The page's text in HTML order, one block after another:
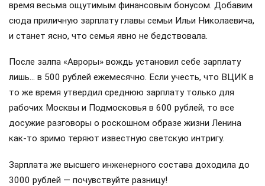
время весьма ощутимым финансовым бонусом. Добавим
сюда приличную зарплату главы семьи Ильи Николаевича,
и станет ясно, что семья явно не бедствовала.
После залпа «Авроры» вождь установил себе зарплату
лишь… в 500 рублей ежемесячно. Если учесть, что ВЦИК в
то же время утвердил среднюю зарплату только для
рабочих Москвы и Подмосковья в 600 рублей, то все
досужие разговоры о роскошном образе жизни Ленина
как-то зримо теряют известную светскую интригу.
Зарплата же высшего инженерного состава доходила до
3000 рублей — почувствуйте разницу!